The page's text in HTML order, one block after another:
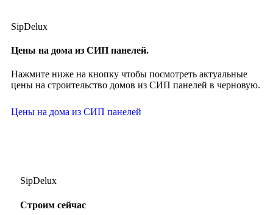
SipDelux
Цены на дома из СИП панелей.
Нажмите ниже на кнопку чтобы посмотреть актуальные
цены на строительство домов из СИП панелей в черновую.
Цены на дома из СИП панелей
SipDelux
Строим сейчас